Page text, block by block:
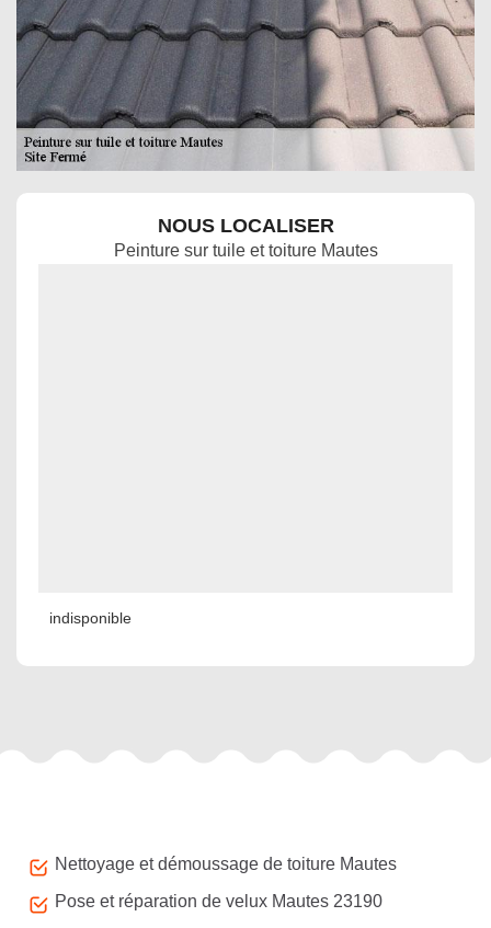
NOUS LOCALISER
Peinture sur tuile et toiture Mautes
indisponible
Nettoyage et démoussage de toiture Mautes
Pose et réparation de velux Mautes 23190